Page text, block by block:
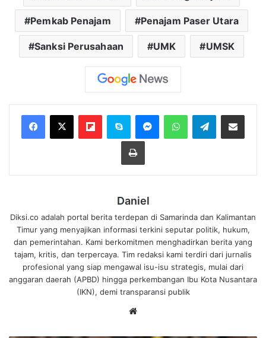
Pemkab Penajam Penajam Paser Utara
Sanksi Perusahaan UMK UMSK
Telegram
Cetak
Daniel
Diksi.co adalah portal berita terdepan di Samarinda dan Kalimantan
Timur yang menyajikan informasi terkini seputar politik, hukum,
dan pemerintahan. Kami berkomitmen menghadirkan berita yang
tajam, kritis, dan terpercaya. Tim redaksi kami terdiri dari jurnalis
profesional yang siap mengawal isu-isu strategis, mulai dari
anggaran daerah (APBD) hingga perkembangan Ibu Kota Nusantara
(IKN), demi transparansi publik